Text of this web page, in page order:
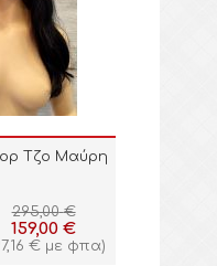
Τζο Μαύρη
295,00 €
159,00 €
€με φπα)